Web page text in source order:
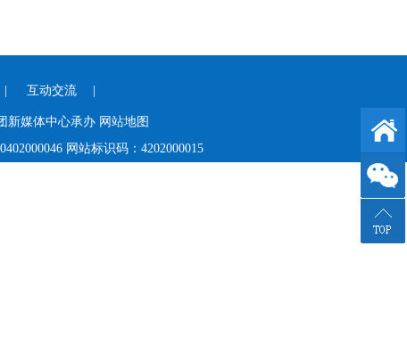
互动交流|
新媒体中心承办 网站地图
网站标识码：4202000015